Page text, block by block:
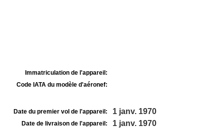
Immatriculation de l'appareil:
Code IATA du modèle d'aéronef:
Date du premier vol de l'appareil: 1 janv. 1970
Date de livraison de l'appareil: 1 janv. 1970